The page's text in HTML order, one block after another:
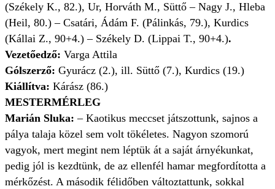
(Székely K., 82.), Ur, Horváth M., Süttő – Nagy J., Hleba
(Heil, 80.) – Csatári, Ádám F. (Pálinkás, 79.), Kurdics
(Kállai Z., 90+4.) – Székely D. (Lippai T., 90+4.).
Vezetőedző: Varga Attila
Gólszerző: Gyurácz (2.), ill. Süttő (7.), Kurdics (19.)
Kiállítva: Kárász (86.)
MESTERMÉRLEG
Marián Sluka: – Kaotikus meccset játszottunk, sajnos a
pálya talaja közel sem volt tökéletes. Nagyon szomorú
vagyok, mert megint nem léptük át a saját árnyékunkat,
pedig jól is kezdtünk, de az ellenfél hamar megfordította a
mérkőzést. A második félidőben változtattunk, sokkal